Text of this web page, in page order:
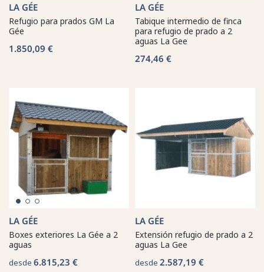
LA GÉE
Refugio para prados GM La
Gée
1.850,09 €
LA GÉE
Tabique intermedio de finca
para refugio de prado a 2
aguas La Gee
274,46 €
LA GÉE
Boxes exteriores La Gée a 2
aguas
desde 6.815,23 €
LA GÉE
Extensión refugio de prado a 2
aguas La Gee
desde 2.587,19 €